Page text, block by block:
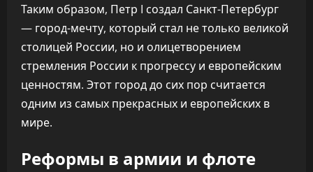
Таким образом, Петр I создал Санкт-Петербург
— город-мечту, который стал не только великой
столицей России, но и олицетворением
стремления России к прогрессу и европейским
ценностям. Этот город до сих пор считается
одним из самых прекрасных и европейских в
мире.
Реформы в армии и флоте